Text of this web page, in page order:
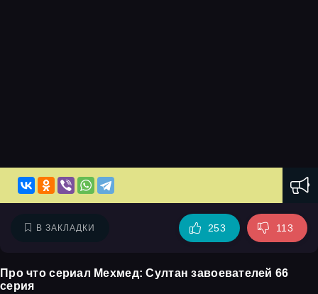
В ЗАКЛАДКИ 253 113
Про что сериал Мехмед: Султан завоевателей 66
серия